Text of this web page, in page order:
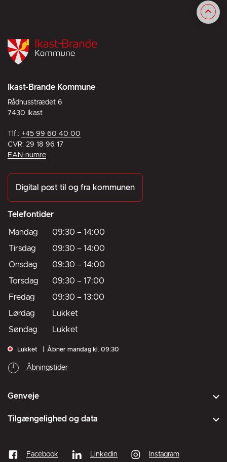
Ikast-Brande Kommune
Rådhusstrædet 6
7430 Ikast
Tlf.: +45 99 60 40 00
CVR: 29 18 96 17
EAN-numre
Digital post til og fra kommunen
Telefontider
Mandag 09:30 – 14:00
Tirsdag
09:30 – 14:00
Onsdag
09:30 – 14:00
Torsdag
09:30 – 17:00
Fredag
09:30 – 13:00
Lørdag
Lukket
Søndag
Lukket
Lukket Åbner mandag kl. 09:30
Åbningstider
Genveje
Tilgængelighed og data
Facebook Linkedin Instagram